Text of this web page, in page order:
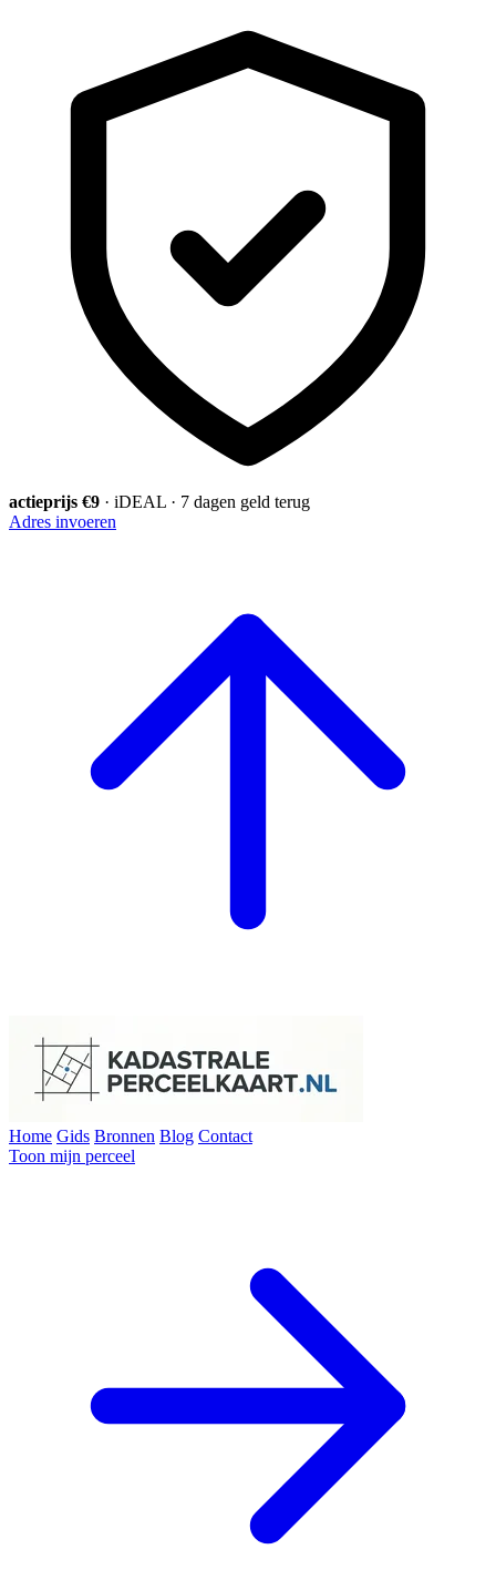
actieprijs €9 · iDEAL · 7 dagen geld terug
Adres invoeren
Home Gids Bronnen Blog Contact
Toon mijn perceel